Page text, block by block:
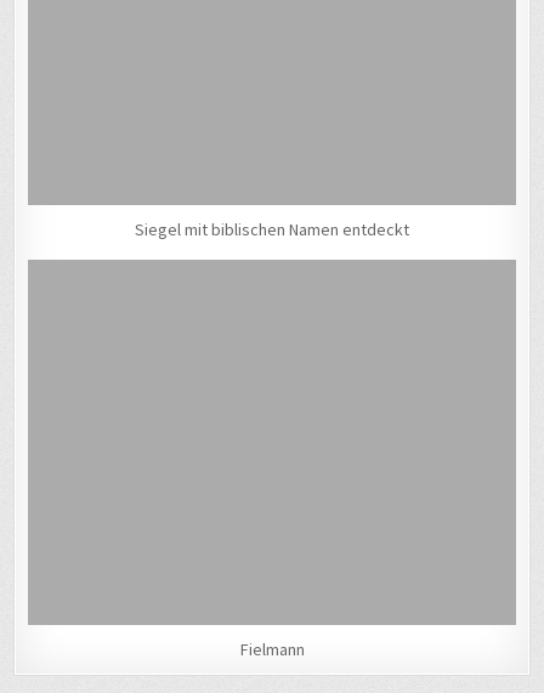
Siegel mit biblischen Namen entdeckt
Fielmann